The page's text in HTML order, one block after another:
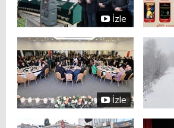
İzle
İzle